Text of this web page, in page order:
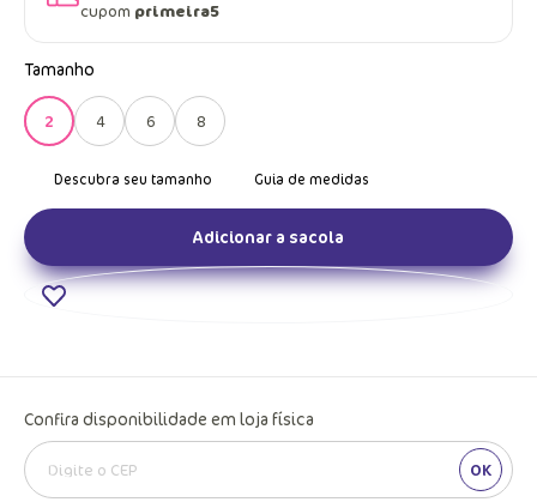
cupom primeira5
Tamanho
2 4 6 8
Adicionar a sacola
Confira disponibilidade em loja física
OK